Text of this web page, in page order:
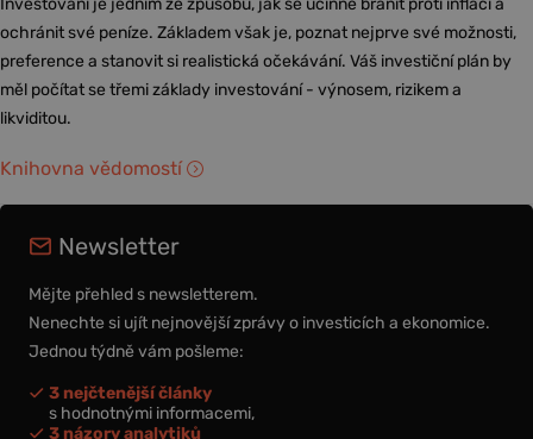
Investování je jedním ze způsobů, jak se účinně bránit proti inflaci a
ochránit své peníze. Základem však je, poznat nejprve své možnosti,
preference a stanovit si realistická očekávání. Váš investiční plán by
měl počítat se třemi základy investování - výnosem, rizikem a
likviditou.
Knihovna vědomostí
Newsletter
Mějte přehled s newsletterem.
Nenechte si ujít nejnovější zprávy o investicích a ekonomice.
Jednou týdně vám pošleme:
3 nejčtenější články
s hodnotnými informacemi,
3 názory analytiků